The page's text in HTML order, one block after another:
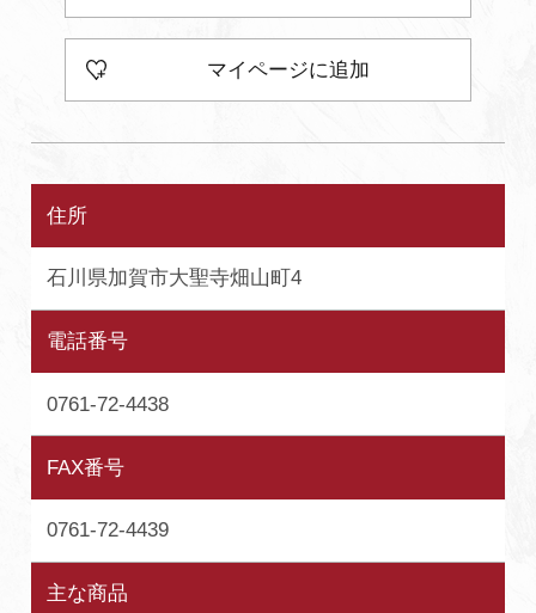
マイページに追加
住所
石川県加賀市大聖寺畑山町4
電話番号
0761-72-4438
FAX番号
0761-72-4439
主な商品